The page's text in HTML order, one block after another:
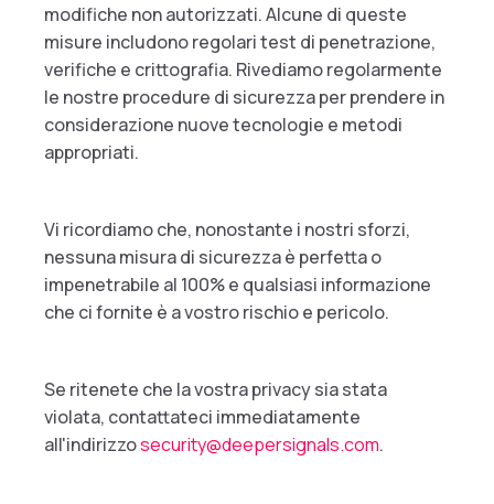
modifiche non autorizzati. Alcune di queste
misure includono regolari test di penetrazione,
verifiche e crittografia. Rivediamo regolarmente
le nostre procedure di sicurezza per prendere in
considerazione nuove tecnologie e metodi
appropriati.
Vi ricordiamo che, nonostante i nostri sforzi,
nessuna misura di sicurezza è perfetta o
impenetrabile al 100% e qualsiasi informazione
che ci fornite è a vostro rischio e pericolo.
Se ritenete che la vostra privacy sia stata
violata, contattateci immediatamente
all'indirizzosecurity@deepersignals.com.